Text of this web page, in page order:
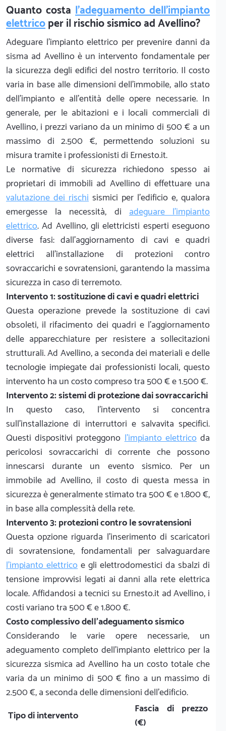
Quanto costa l'adeguamento dell'impianto
elettricoper il rischio sismico ad Avellino?
Adeguare l'impianto elettrico per prevenire danni da
sisma ad Avellino è un intervento fondamentale per
la sicurezza degli edifici del nostro territorio. Il costo
varia in base alle dimensioni dell'immobile, allo stato
dell'impianto e all'entità delle opere necessarie. In
generale, per le abitazioni e i locali commerciali di
Avellino, i prezzi variano da un minimo di 500 € a un
massimo di 2.500 €, permettendo soluzioni su
misura tramite i professionisti di Ernesto.it.
Le normative di sicurezza richiedono spesso ai
proprietari di immobili ad Avellino di effettuare una
valutazione dei rischi sismici per l'edificio e, qualora
emergesse la necessità, diadeguare l'impianto
elettrico. Ad Avellino, gli elettricisti esperti eseguono
diverse fasi: dall'aggiornamento di cavi e quadri
elettrici all'installazione di protezioni contro
sovraccarichi e sovratensioni, garantendo la massima
sicurezza in caso di terremoto.
Intervento 1: sostituzione di cavi e quadri elettrici
Questa operazione prevede la sostituzione di cavi
obsoleti, il rifacimento dei quadri e l'aggiornamento
delle apparecchiature per resistere a sollecitazioni
strutturali. Ad Avellino, a seconda dei materiali e delle
tecnologie impiegate dai professionisti locali, questo
intervento ha un costo compreso tra 500 € e 1.500 €.
Intervento 2: sistemi di protezione dai sovraccarichi
In questo caso, l'intervento si concentra
sull'installazione di interruttori e salvavita specifici.
Questi dispositivi proteggonol'impianto elettricoda
pericolosi sovraccarichi di corrente che possono
innescarsi durante un evento sismico. Per un
immobile ad Avellino, il costo di questa messa in
sicurezza è generalmente stimato tra 500 € e 1.800 €,
in base alla complessità della rete.
Intervento 3: protezioni contro le sovratensioni
Questa opzione riguarda l'inserimento di scaricatori
di sovratensione, fondamentali per salvaguardare
l'impianto elettrico e gli elettrodomestici da sbalzi di
tensione improvvisi legati ai danni alla rete elettrica
locale. Affidandosi a tecnici su Ernesto.it ad Avellino, i
costi variano tra 500 € e 1.800 €.
Costo complessivo dell'adeguamento sismico
Considerando le varie opere necessarie, un
adeguamento completo dell'impianto elettrico per la
sicurezza sismica ad Avellino ha un costo totale che
varia da un minimo di 500 € fino a un massimo di
2.500 €, a seconda delle dimensioni dell'edificio.
Tipo di intervento
Fascia di prezzo
(€)